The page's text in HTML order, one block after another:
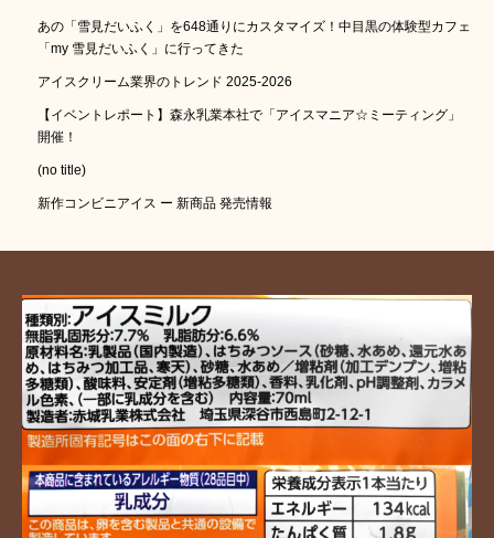
あの「雪見だいふく」を648通りにカスタマイズ！中目黒の体験型カフェ
「my 雪見だいふく」に行ってきた
アイスクリーム業界のトレンド 2025-2026
【イベントレポート】森永乳業本社で「アイスマニア☆ミーティング」
開催！
(no title)
新作コンビニアイス ー 新商品 発売情報